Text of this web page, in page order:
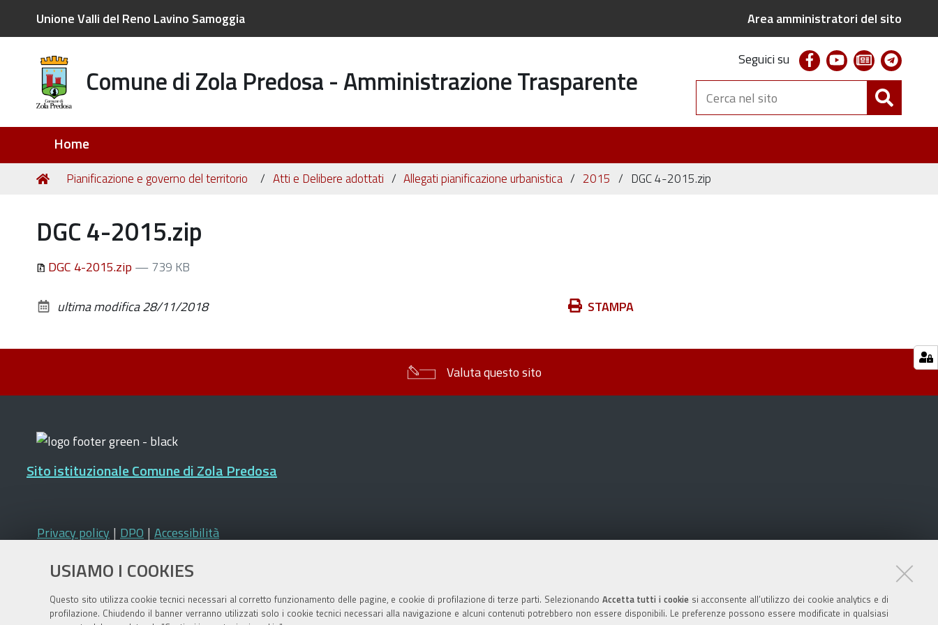
USIAMO I COOKIES
Questo sito utilizza cookie tecnici necessari al corretto funzionamento delle pagine, e cookie di profilazione di terze parti. Selezionando Accetta tutti i cookiesi acconsente all’utilizzo dei cookie analytics e di
profilazione. Chiudendo il banner verranno utilizzati solo i cookie tecnici necessari alla navigazione e alcuni contenuti potrebbero non essere disponibili. Le preferenze possono essere modificate in qualsiasi
Unione Valli del Reno Lavino Samoggia Area amministratori del sito
Comune di Zola Predosa - Amministrazione Trasparente
Seguici su facebookyoutubenewsletter
Cerca
nel
sito
Home
Tu
Home
Pianificazione e governo del territorio Atti e Delibere adottati Allegati pianificazione urbanistica 2015 DGC 4-2015.zip
DGC 4-2015.zip
DGC 4-2015.zip — 739 KB
Azioni STAMPA
ultima modifica28/11/2018
Valuta questo sito
Sito istituzionale Comune di Zola Predosa
Privacy policy | DPO | Accessibilità